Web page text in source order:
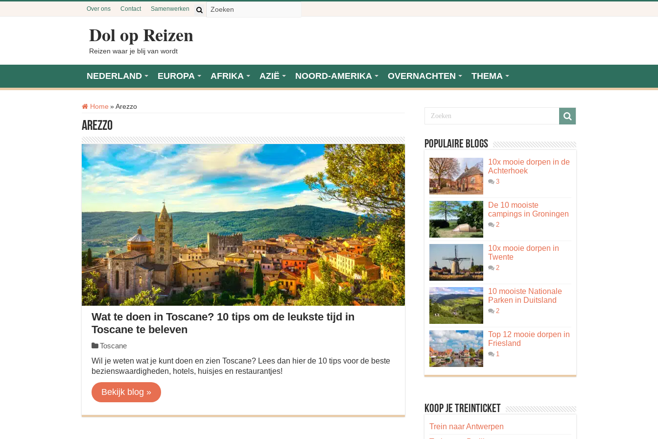
Over ons Contact Samenwerken
Dol op Reizen
Reizen waar je blij van wordt
NEDERLAND EUROPA AFRIKA AZIË NOORD-AMERIKA OVERNACHTEN THEMA
Home » Tag:
Arezzo
Arezzo
Wat te doen in Toscane? 10 tips om de leukste tijd in
Toscane te beleven
Toscane
Wil je weten wat je kunt doen en zien Toscane? Lees dan hier de 10 tips voor de beste
bezienswaardigheden, hotels, huisjes en restaurantjes!
Bekijk blog »
Populaire blogs
10x mooie dorpen in de
Achterhoek
3
De 10 mooiste
campings in Groningen
2
10x mooie dorpen in
Twente
2
10 mooiste Nationale
Parken in Duitsland
2
Top 12 mooie dorpen in
Friesland
1
Koop je treinticket
Trein naar Antwerpen